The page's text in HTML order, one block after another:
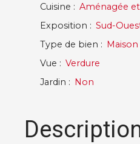
Cuisine : Aménagée
Exposition : Sud-
Type de bien :
Maison
Vue : Verdure
Jardin : Non